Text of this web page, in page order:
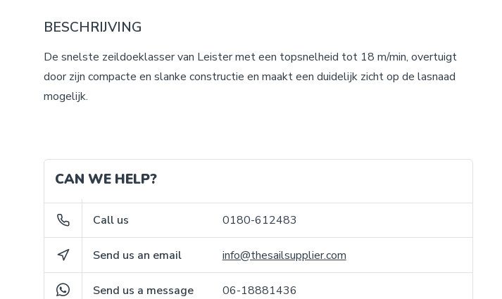
BESCHRIJVING
De snelste zeildoeklasser van Leister met een topsnelheid tot 18 m/min, overtuigt
door zijn compacte en slanke constructie en maakt een duidelijk zicht op de lasnaad
mogelijk.
CAN WE HELP?
Call us 0180-612483
Send us an email info@thesailsupplier.com
Send us a message 06-18881436